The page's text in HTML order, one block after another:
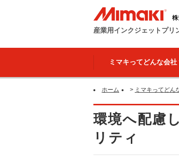
産業用インクジェットプリ
ミマキってどんな会社
ホーム > ミマキってどん
環境へ配慮
リティ